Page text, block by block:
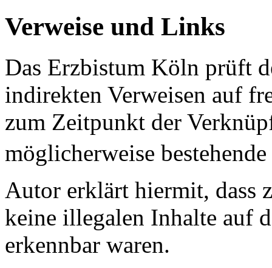
Verweise und Links
Das Erzbistum Köln prüft
indirekten Verweisen auf
zum Zeitpunkt der
möglicherweise
Autor erklärt hiermit, dass
keine illegalen Inhalte auf
erkennbar waren.